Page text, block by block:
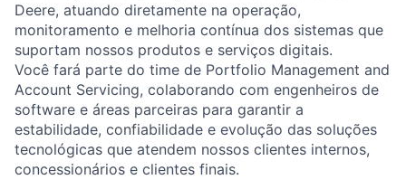
Deere, atuando diretamente na operação,
monitoramento e melhoria contínua dos sistemas que
suportam nossos produtos e serviços digitais.
Você fará parte do time de Portfolio Management and
Account Servicing, colaborando com engenheiros de
software e áreas parceiras para garantir a
estabilidade, confiabilidade e evolução das soluções
tecnológicas que atendem nossos clientes internos,
concessionários e clientes finais.